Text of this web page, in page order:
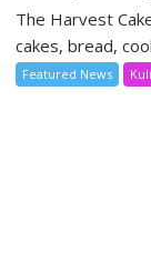
The Harvest
cakes, bread,
Featured News